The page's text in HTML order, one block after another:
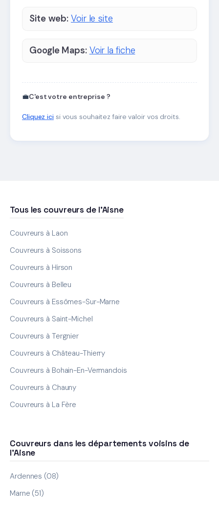
Site web: Voir le site
Google Maps: Voir la fiche
💼C'est votre entreprise ?
Cliquez icisi vous souhaitez faire valoir vos droits.
Tous les couvreurs de l'Aisne
Couvreurs à Laon
Couvreurs à Soissons
Couvreurs à Hirson
Couvreurs à Belleu
Couvreurs à Essômes-Sur-Marne
Couvreurs à Saint-Michel
Couvreurs à Tergnier
Couvreurs à Château-Thierry
Couvreurs à Bohain-En-Vermandois
Couvreurs à Chauny
Couvreurs à La Fère
Couvreurs dans les départements voisins de
l'Aisne
Ardennes (08)
Marne (51)